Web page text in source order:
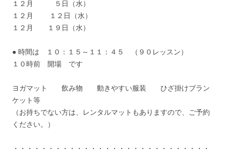
１２月 ５日（水）
１２月 １２日（水）
１２月 １９日（水）
● 時間は １０：１５～１１：４５ （９０レッスン）
１０時前 開場 です
ヨガマット 飲み物 動きやすい服装 ひざ掛けブラン
ケット等
（お持ちでない方は、レンタルマットもありますので、ご予約
ください。）
・・・・・・・・・・・・・・・・・・・・・・・・・・・・